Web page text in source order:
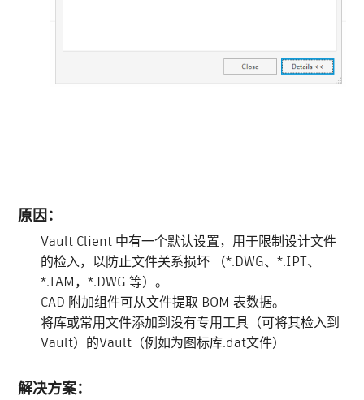
原因：
Vault Client 中有一个默认设置，用于限制设计文件
的检入，以防止文件关系损坏 （*.DWG、*.IPT、
*.IAM，*.DWG 等）。
CAD 附加组件可从文件提取 BOM 表数据。
将库或常用文件添加到没有专用工具（可将其检入到
Vault）的Vault（例如为图标库.dat文件）
解决方案：